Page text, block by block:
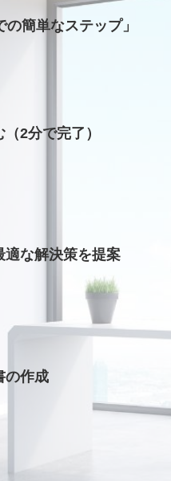
の簡単なステップ」
2分で完了）
適な解決策を提案
の作成